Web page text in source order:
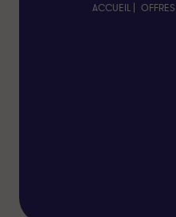
ACCUEIL | OFFRES